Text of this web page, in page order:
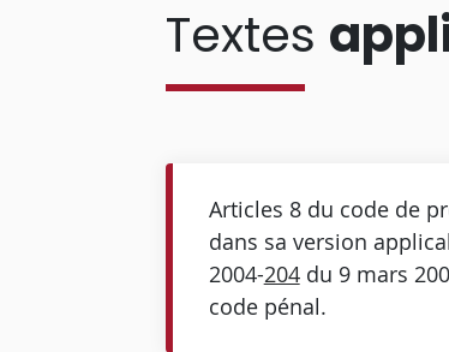
Textes
Articles 8 du code de
dans sa version
2004-204du 9 mars
code pénal.